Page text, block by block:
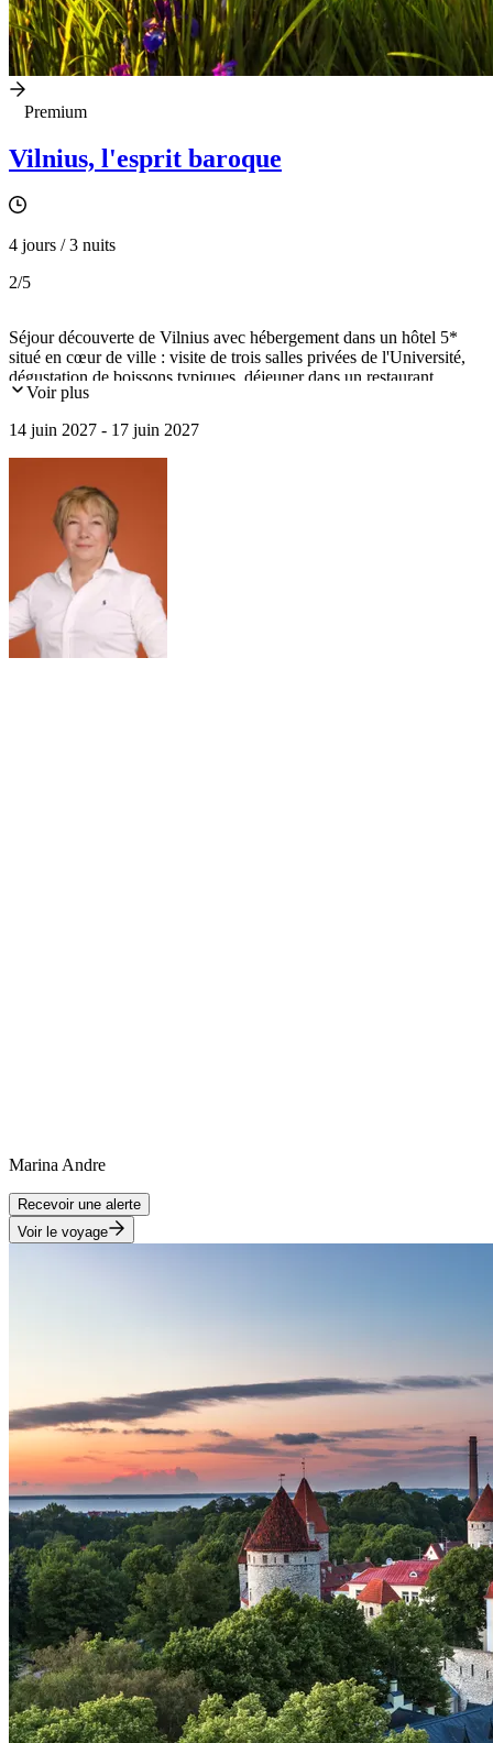
Premium
Vilnius, l'esprit baroque
4 jours / 3 nuits
2/5
Séjour découverte de Vilnius avec hébergement dans un hôtel 5*
situé en cœur de ville : visite de trois salles privées de l'Université,
dégustation de boissons typiques, déjeuner dans un restaurant
mentionné au guide Michelin, tour privé en bateau à Trakai, petit
Kernavé, aux alentours de Vilnius, et du riche musée d'art privé
Tartle.
Voir plus
14 juin 2027 - 17 juin 2027
Marina Andre
Recevoir une alerte
Voir le voyage